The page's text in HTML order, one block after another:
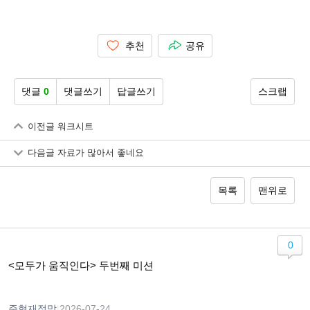
추천 공유
댓글 0 댓글쓰기 답글쓰기 스크랩
이전글 워크시트
다음글 자료가 많아서 좋네요
목록 맨위로
<모두가 움직인다> 두번째 미션
0